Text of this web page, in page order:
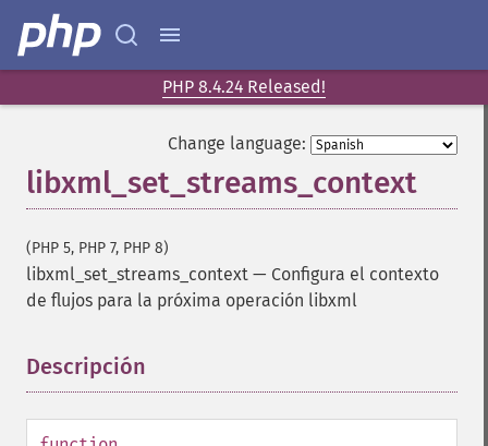
PHP 8.4.24 Released!
Change language:
libxml_set_streams_context
(PHP 5, PHP 7, PHP 8)
libxml_set_streams_context — Configura el contexto
de flujos para la próxima operación libxml
Descripción